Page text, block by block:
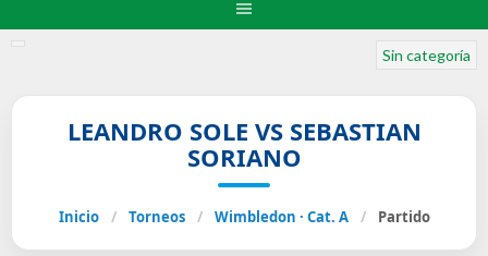
Sin categoría
LEANDRO SOLE VS SEBASTIAN
SORIANO
Inicio / Torneos / Wimbledon · Cat. A / Partido